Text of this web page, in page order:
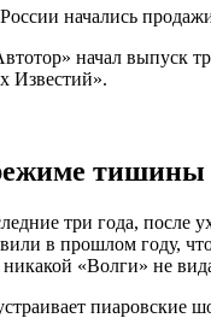
начал выпуск
Известий».
тишины
три года,
в прошлом году,
«Волги» не
пиаровские